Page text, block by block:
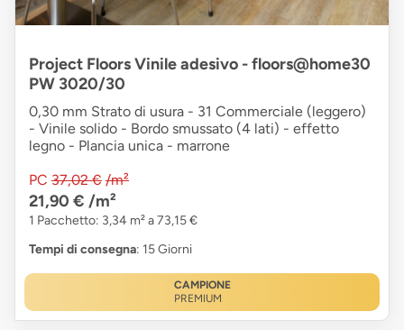
Project Floors Vinile adesivo - floors@home30
PW 3020/30
0,30 mm Strato di usura - 31 Commerciale (leggero)
- Vinile solido - Bordo smussato (4 lati) - effetto
legno - Plancia unica - marrone
PC 37,02 € /m²
21,90 € /m²
1 Pacchetto: 3,34 m² a 73,15 €
Tempi di consegna: 15 Giorni
CAMPIONE
PREMIUM